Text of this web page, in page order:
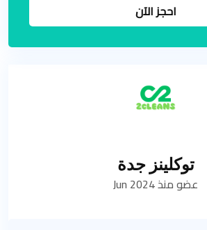
احجز الآن
توكلينز جدة
عضو منذ Jun 2024